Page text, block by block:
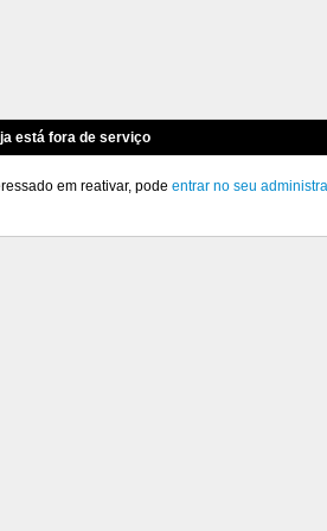
está fora de serviço
em reativar, pode entrar no seu